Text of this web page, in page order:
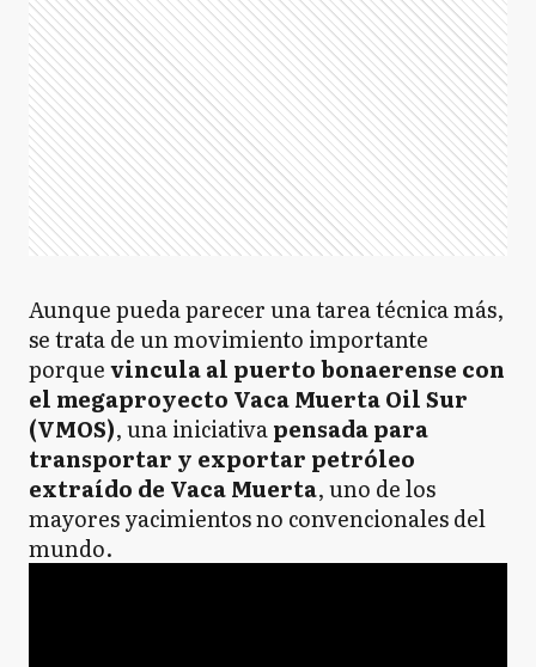
Aunque pueda parecer una tarea técnica más,
se trata de un movimiento importante
porquevincula al puerto bonaerense con
el megaproyecto Vaca Muerta Oil Sur
(VMOS), una iniciativapensada para
transportar y exportar petróleo
extraído de Vaca Muerta, uno de los
mayores yacimientos no convencionales del
mundo.